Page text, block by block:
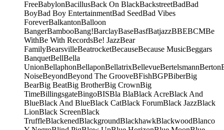
FreeBabylonBacillusBack On BlackBackstreetBadBad
BoyBad Boy EntertainmentBad SeedBad Vibes
ForeverBalkantonBalloon
BangerBambooBang!BarclayBaseBasfBatjazzBBEBCMBe
WithBe With RecordsBe! JazzBear
FamilyBearsvilleBeatrocketBecauseBecause MusicBeggars
BanquetBellBella
UnionBellaphonBellaponBellatrixBellevueBertelsmannBerton
NoiseBeyondBeyond The GrooveBFishBGPBiberBig
BearBig BeatBig BrotherBig CrownBig
TimeBillingsgateBingoBISBla BlaBlack AcreBlack And
BlueBlack And BlueBlack CatBlack ForumBlack JazzBlack
LionBlack ScreenBlack
TruffleBlackenedBlackgroundBlackhawkBlackwoodBlanco